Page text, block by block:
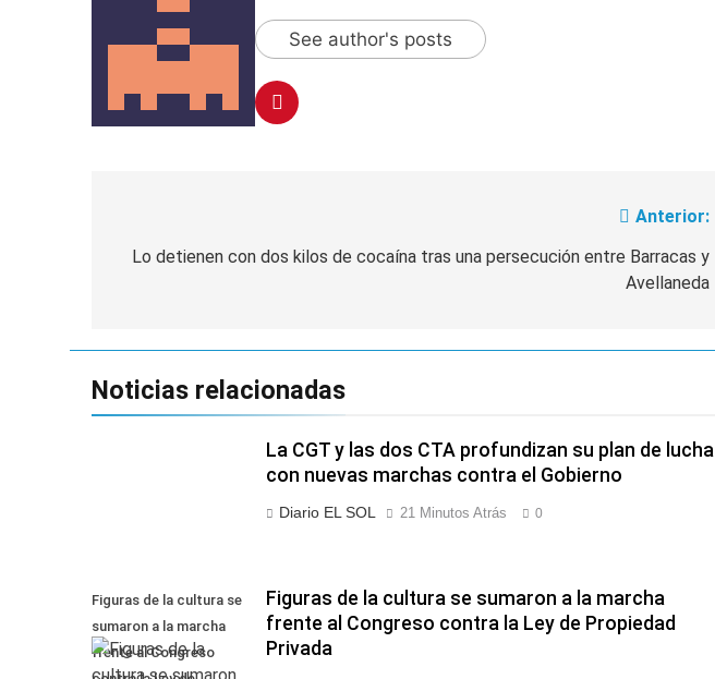
See author's posts
de
Anterior:
Lo detienen con dos kilos de cocaína tras una persecución entre Barracas y
Avellaneda
Noticias relacionadas
La CGT y las dos CTA profundizan su plan de lucha
con nuevas marchas contra el Gobierno
Diario EL SOL 21 Minutos Atrás 0
Figuras de la cultura se
sumaron a la marcha
frente al Congreso
Figuras de la cultura se sumaron a la marcha
frente al Congreso contra la Ley de Propiedad
Privada